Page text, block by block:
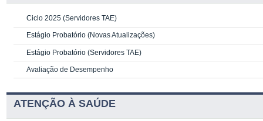
Ciclo 2025 (Servidores TAE)
Estágio Probatório (Novas Atualizações)
Estágio Probatório (Servidores TAE)
Avaliação de Desempenho
ATENÇÃO À SAÚDE